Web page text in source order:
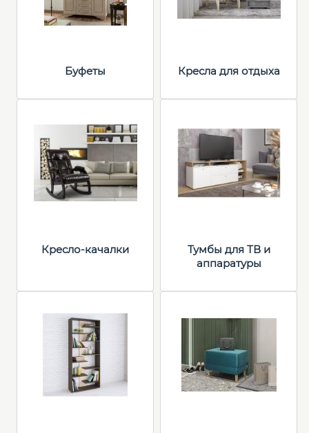
Буфеты Кресла для отдыха
Кресло-качалки
Тумбы для ТВ и
аппаратуры